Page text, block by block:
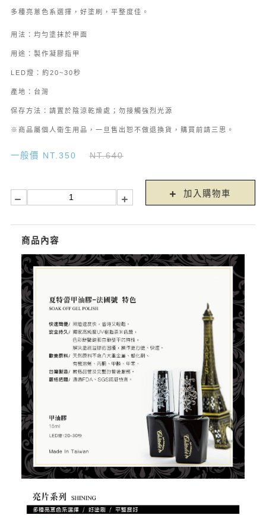
多種亮蔥色系選擇，好塗刷，平整度佳。
用法：均勻塗抹於甲面
用途：製作凝膠指甲
LED燈：約20~30秒
產地：台灣
保存方法：請置於陰涼乾燥處；勿接觸強烈光源
※商品屬個人衛生用品，一旦售出恕不做退換貨，購買前請三思。
一般價 NT.350 NT.640
加入購物車
商品內容